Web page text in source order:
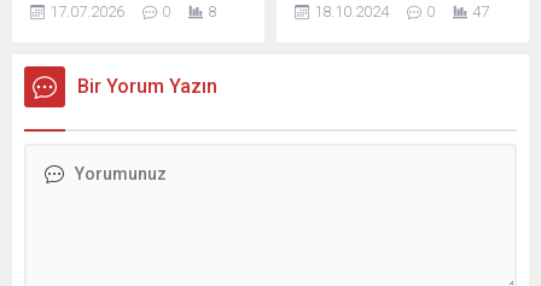
mülkiyetiyle ilgili önceki
düğünde kimin üzerine
takıldığı belirlenebilen
Mahkeme, geleneklerin ve
17.07.2026 0 8
fazlasıyla, müziğin zengin
18.10.2024 0 47
Bir Yorum Yazın